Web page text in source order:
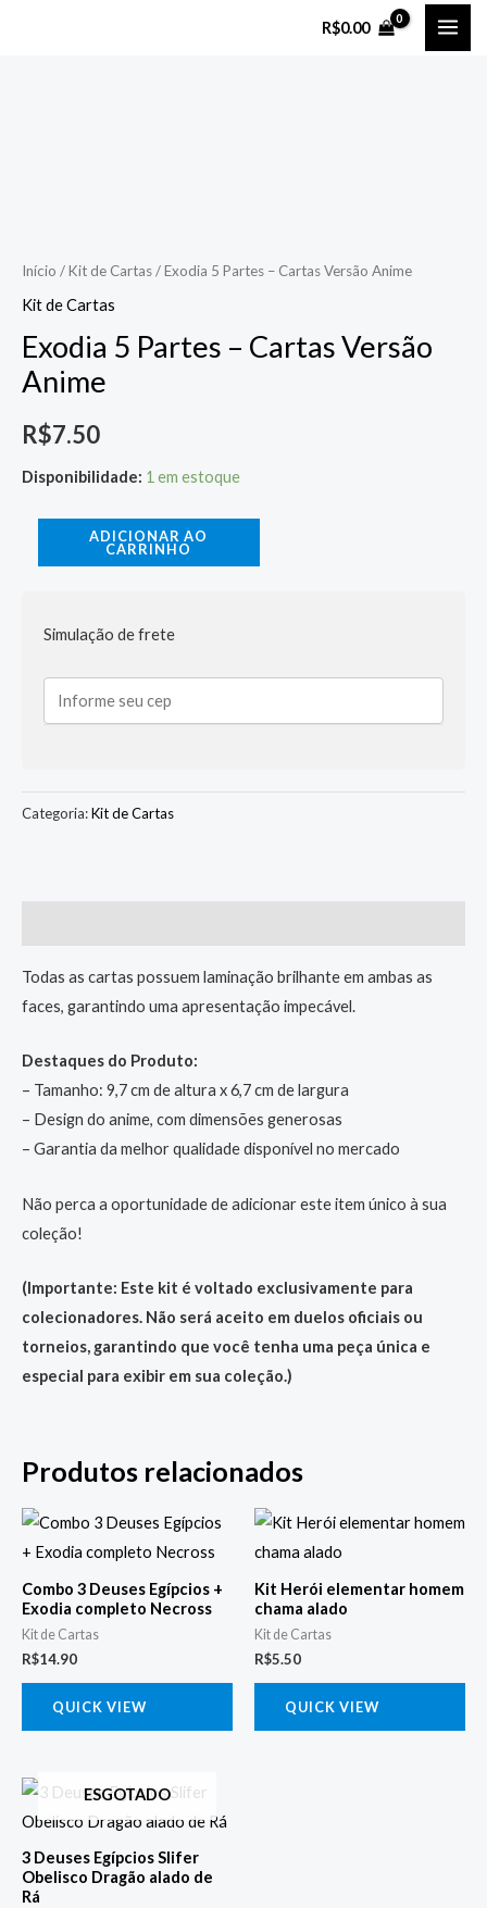
R$0.00
Início /Kit de Cartas/ Exodia 5 Partes – Cartas Versão Anime
Kit de Cartas
Exodia 5 Partes – Cartas Versão
Anime
R$7.50
Disponibilidade: 1 em estoque
Anime
quantidade
ADICIONAR AO
CARRINHO
Simulação de frete
Categoria:Kit de Cartas
Todas as cartas possuem laminação brilhante em ambas as
faces, garantindo uma apresentação impecável.
Destaques do Produto:
– Tamanho: 9,7 cm de altura x 6,7 cm de largura
– Design do anime, com dimensões generosas
– Garantia da melhor qualidade disponível no mercado
Não perca a oportunidade de adicionar este item único à sua
coleção!
(Importante: Este kit é voltado exclusivamente para
colecionadores. Não será aceito em duelos oficiais ou
torneios, garantindo que você tenha uma peça única e
especial para exibir em sua coleção.)
Produtos relacionados
Combo 3 Deuses Egípcios +
Exodia completo Necross
Kit de Cartas
R$14.90
QUICK VIEW
Kit Herói elementar homem
chama alado
Kit de Cartas
R$5.50
QUICK VIEW
ESGOTADO
3 Deuses Egípcios Slifer
Obelisco Dragão alado de
Rá
preço
original
R$5.00.
O
preço
atual
R$4.30.